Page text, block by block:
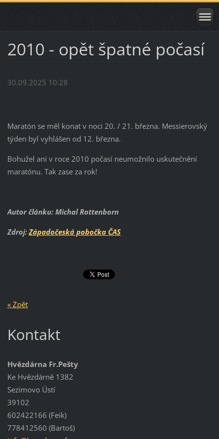
2010 - opět špatné počasí
30.09.2025 10:28
Maratón se měl konat v noci 20. / 21. března. Messierovský
týden byl vyhlášen od 12. března.
Bohužel ani v roce 2010 počasí neumožnilo uskutečnění
maratónu. Tak zase za rok!
Autor článku: Michal Rottenborn
Zdroj:Západočeská pobočka ČAS
« Zpět
Kontakt
Hvězdárna Fr.Pešty
Ke Hvězdárně 1382
Sezimovo Ústí
39102
602422166 (Feik)
778412560 (Bartoš)